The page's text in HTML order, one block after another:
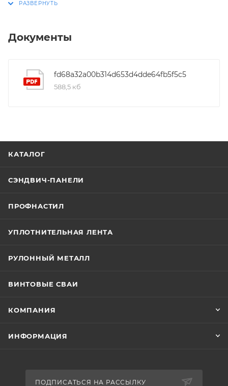
Документы
fd68a32a00b314d653d4dde64fb5f5c5
588,5 кб
КАТАЛОГ
СЭНДВИЧ-ПАНЕЛИ
ПРОФНАСТИЛ
УПЛОТНИТЕЛЬНАЯ ЛЕНТА
РУЛОННЫЙ МЕТАЛЛ
ВИНТОВЫЕ СВАИ
КОМПАНИЯ
ИНФОРМАЦИЯ
ПОДПИСАТЬСЯ НА РАССЫЛКУ